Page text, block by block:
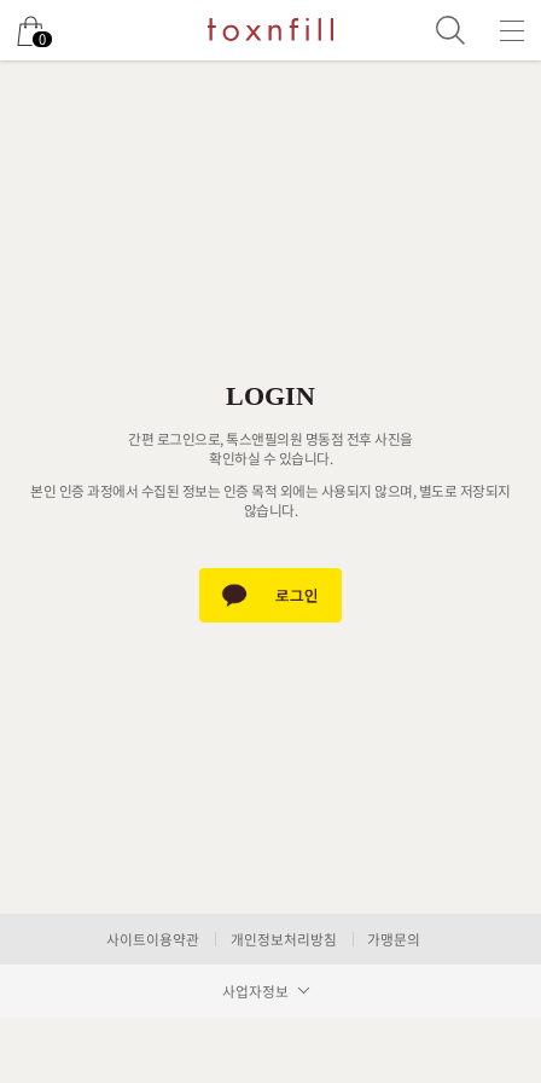
0
LOGIN
간편 로그인으로, 톡스앤필의원 명동점 전후 사진을
확인하실 수 있습니다.
본인 인증 과정에서 수집된 정보는 인증 목적 외에는 사용되지 않으며, 별도로 저장되지
않습니다.
사이트이용약관 개인정보처리방침 가맹문의
사업자정보